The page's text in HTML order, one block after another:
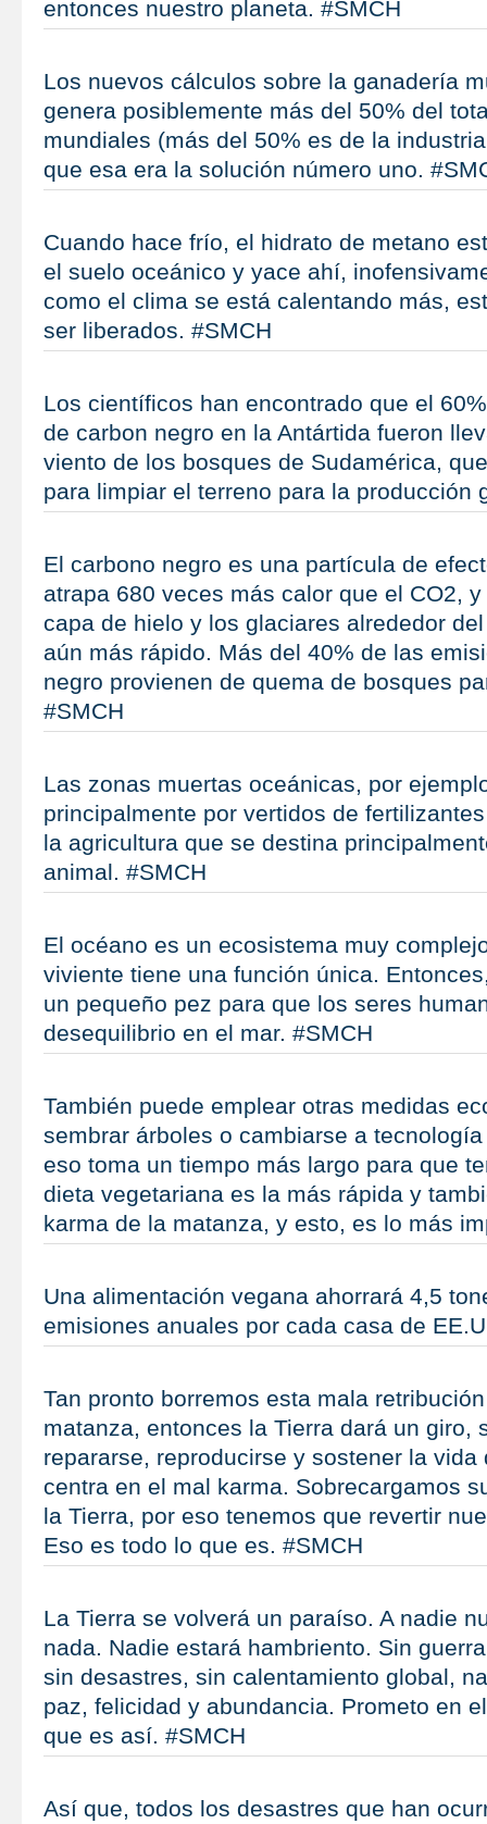
entonces nuestro planeta. #SMCH
Los nuevos cálculos sobre la ganadería
genera posiblemente más del 50% del
mundiales (más del 50% es de la
que esa era la solución número uno.
Cuando hace frío, el hidrato de metano
el suelo oceánico y yace ahí,
como el clima se está calentando más,
ser liberados. #SMCH
Los científicos han encontrado que el
de carbon negro en la Antártida fueron
viento de los bosques de Sudamérica,
para limpiar el terreno para la producción
El carbono negro es una partícula de
atrapa 680 veces más calor que el CO2,
capa de hielo y los glaciares alrededor
aún más rápido. Más del 40% de las
negro provienen de quema de bosques
#SMCH
Las zonas muertas oceánicas, por
principalmente por vertidos de
la agricultura que se destina
animal. #SMCH
El océano es un ecosistema muy
viviente tiene una función única.
un pequeño pez para que los seres
desequilibrio en el mar. #SMCH
También puede emplear otras medidas
sembrar árboles o cambiarse a
eso toma un tiempo más largo para que
dieta vegetariana es la más rápida y
karma de la matanza, y esto, es lo más
Una alimentación vegana ahorrará 4,5
emisiones anuales por cada casa de
Tan pronto borremos esta mala
matanza, entonces la Tierra dará un giro,
repararse, reproducirse y sostener la vida
centra en el mal karma. Sobrecargamos
la Tierra, por eso tenemos que revertir
Eso es todo lo que es. #SMCH
La Tierra se volverá un paraíso. A nadie
nada. Nadie estará hambriento. Sin
sin desastres, sin calentamiento global,
paz, felicidad y abundancia. Prometo en
que es así. #SMCH
Así que, todos los desastres que han